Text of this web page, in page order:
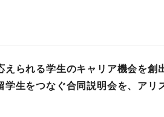
られる学生のキャリア機会を創
学生をつなぐ合同説明会を、アリ